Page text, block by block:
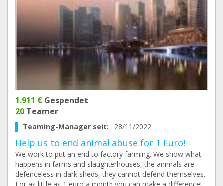
1.911 € Gespendet
20 Teamer
Teaming-Manager seit: 28/11/2022
Help us to end animal abuse for 1 Euro!
We work to put an end to factory farming. We show what
happens in farms and slaughterhouses, the animals are
defenceless in dark sheds, they cannot defend themselves.
For as little as 1 euro a month you can make a difference!